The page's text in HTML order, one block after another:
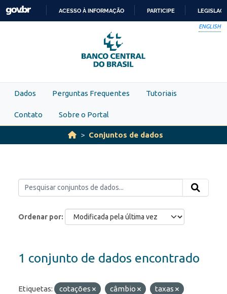
Skip to main content
PARA
O
CONTEÚDO
ACESSO À INFORMAÇÃO PARTICIPE
ENGLISH
Dados Perguntas Frequentes Tutoriais
Contato Sobre o Portal
Conjuntos de dados
Ordenar por
1 conjunto de dados encontrado
Etiquetas: cotações câmbio
taxas